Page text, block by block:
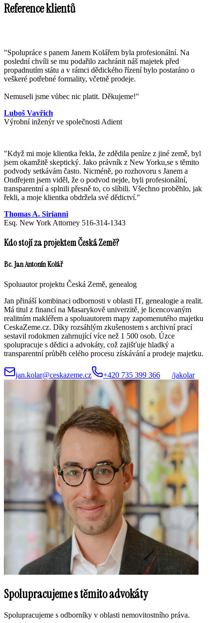
Reference klientů
"Spolupráce s panem Janem Kolářem byla profesionální. Na
poslední chvíli se mu podařilo zachránit náš majetek před
propadnutím státu a v rámci dědického řízení bylo postaráno o
veškeré potřebné formality, včetně prodeje.
Nemuseli jsme vůbec nic platit. Děkujeme!"
Luboš Vavřich
Výrobní inženýr ve společnosti Adient
"Když mi moje klientka řekla, že zdědila peníze z jiné země, byl
jsem okamžitě skeptický. Jako právník z New Yorku,se s těmito
podvody setkávám často. Nicméně, po rozhovoru s Janem a
Ondřejem jsem viděl, že o podvod nejde, byli profesionální,
transparentní a splnili přesně to, co slíbili. Všechno proběhlo, jak
řekli, a moje klientka obdržela své dědictví."
Thomas A. Sirianni
Esq. New York Attorney 516-314-1343
Kdo stojí za projektem Česká Země?
Bc. Jan Antonín Kolář
Spoluautor projektu Česká Země, genealog
Jan přináší kombinaci odbornosti v oblasti IT, genealogie a realit.
Má titul z financí na Masarykově univerzitě, je licencovaným
realitním makléřem a spoluautorem mapy zapomenutého majetku
CeskaZeme.cz. Díky rozsáhlým zkušenostem s archivní prací
sestavil rodokmen zahrnující více než 1 500 osob. Úzce
spolupracuje s dědici a advokáty, což zajišťuje hladký a
transparentní průběh celého procesu získávání a prodeje majetku.
jan.kolar@ceskazeme.cz +420 735 399 366 /jakolar
Spolupracujeme s těmito advokáty
Spolupracujeme s odborníky v oblasti nemovitostního práva.